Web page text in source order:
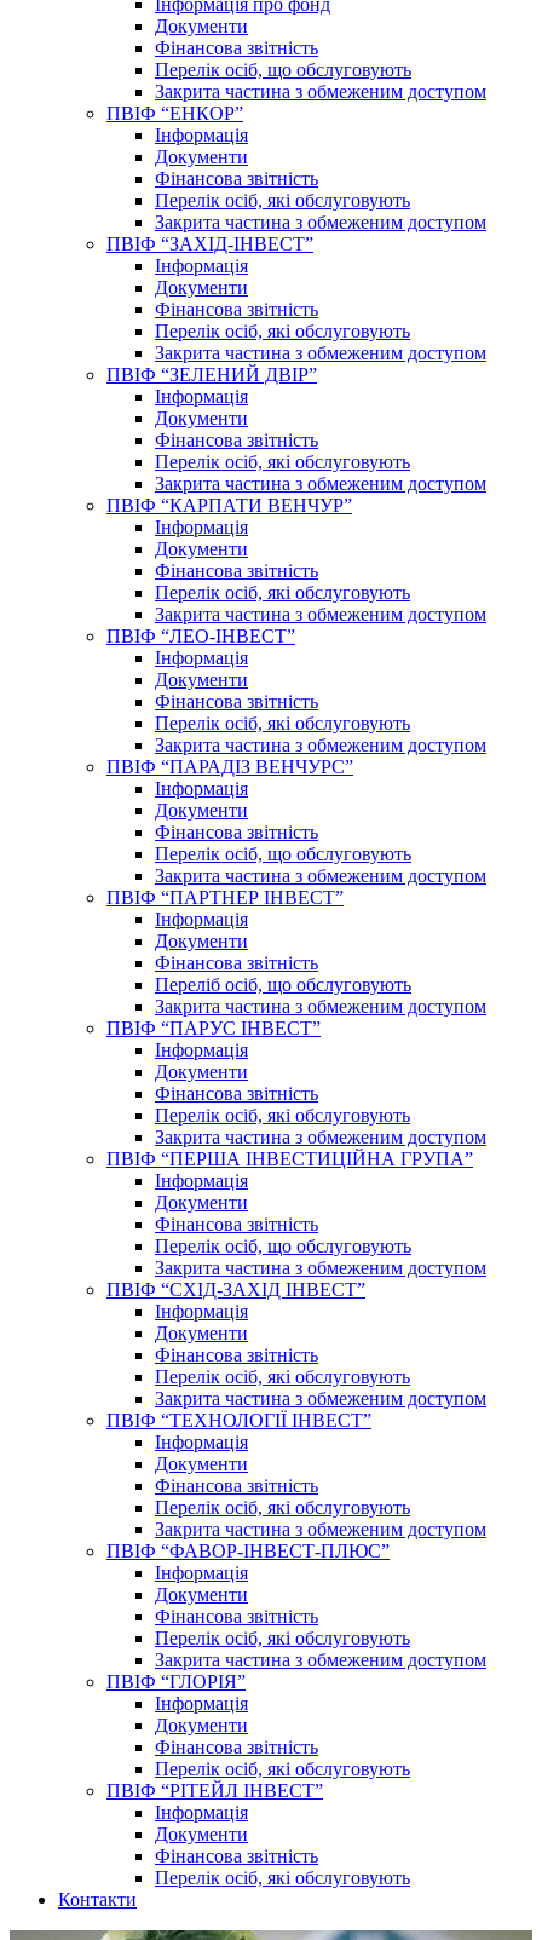
Інформація про фонд
Документи
Фінансова звітність
Перелік осіб, що обслуговують
Закрита частина з обмеженим доступом
ПВІФ “ЕНКОР”
Інформація
Документи
Фінансова звітність
Перелік осіб, які обслуговують
Закрита частина з обмеженим доступом
ПВІФ “ЗАХІД-ІНВЕСТ”
Інформація
Документи
Фінансова звітність
Перелік осіб, які обслуговують
Закрита частина з обмеженим доступом
ПВІФ “ЗЕЛЕНИЙ ДВІР”
Інформація
Документи
Фінансова звітність
Перелік осіб, які обслуговують
Закрита частина з обмеженим доступом
ПВІФ “КАРПАТИ ВЕНЧУР”
Інформація
Документи
Фінансова звітність
Перелік осіб, які обслуговують
Закрита частина з обмеженим доступом
ПВІФ “ЛЕО-ІНВЕСТ”
Інформація
Документи
Фінансова звітність
Перелік осіб, які обслуговують
Закрита частина з обмеженим доступом
ПВІФ “ПАРАДІЗ ВЕНЧУРС”
Інформація
Документи
Фінансова звітність
Перелік осіб, що обслуговують
Закрита частина з обмеженим доступом
ПВІФ “ПАРТНЕР ІНВЕСТ”
Інформація
Документи
Фінансова звітність
Переліб осіб, що обслуговують
Закрита частина з обмеженим доступом
ПВІФ “ПАРУС ІНВЕСТ”
Інформація
Документи
Фінансова звітність
Перелік осіб, які обслуговують
Закрита частина з обмеженим доступом
ПВІФ “ПЕРША ІНВЕСТИЦІЙНА ГРУПА”
Інформація
Документи
Фінансова звітність
Перелік осіб, що обслуговують
Закрита частина з обмеженим доступом
ПВІФ “СХІД-ЗАХІД ІНВЕСТ”
Інформація
Документи
Фінансова звітність
Перелік осіб, які обслуговують
Закрита частина з обмеженим доступом
ПВІФ “ТЕХНОЛОГІЇ ІНВЕСТ”
Інформація
Документи
Фінансова звітність
Перелік осіб, які обслуговують
Закрита частина з обмеженим доступом
ПВІФ “ФАВОР-ІНВЕСТ-ПЛЮС”
Інформація
Документи
Фінансова звітність
Перелік осіб, які обслуговують
Закрита частина з обмеженим доступом
ПВІФ “ГЛОРІЯ”
Інформація
Документи
Фінансова звітність
Перелік осіб, які обслуговують
ПВІФ “РІТЕЙЛ ІНВЕСТ”
Інформація
Документи
Фінансова звітність
Перелік осіб, які обслуговують
Контакти